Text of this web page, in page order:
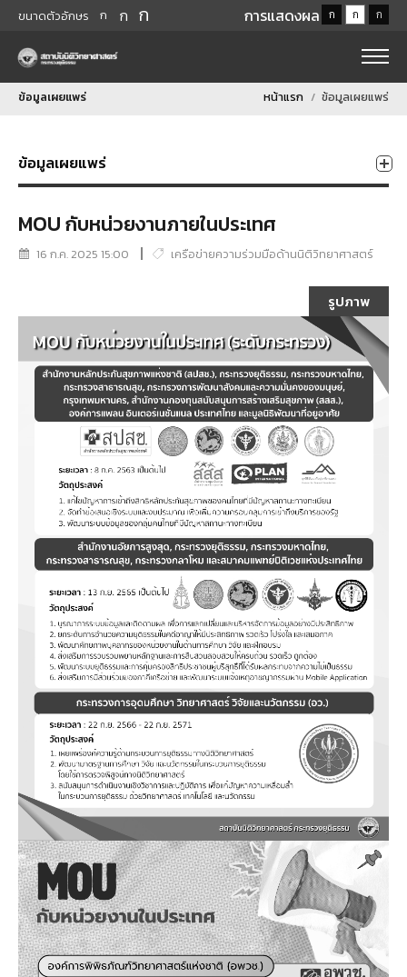
ขนาดตัวอักษร ก ก ก การแสดงผล ก ก ก
ข้อมูลเผยแพร่ หน้าแรก ข้อมูลเผยแพร่
ข้อมูลเผยแพร่
MOU กับหน่วยงานภายในประเทศ
16 ก.ค. 2025 15:00 เครือข่ายความร่วมมือด้านนิติวิทยาศาสตร์
รูปภาพ